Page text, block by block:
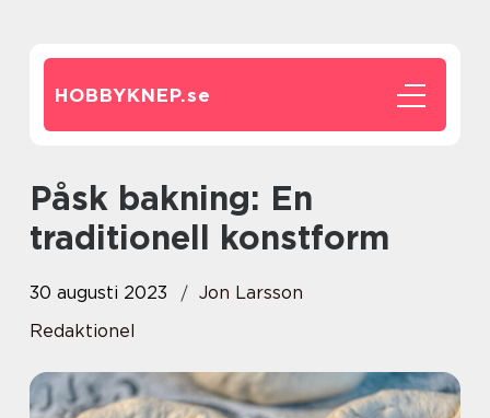
HOBBYKNEP.se
Påsk bakning: En
traditionell konstform
30 augusti 2023
Jon Larsson
Redaktionel